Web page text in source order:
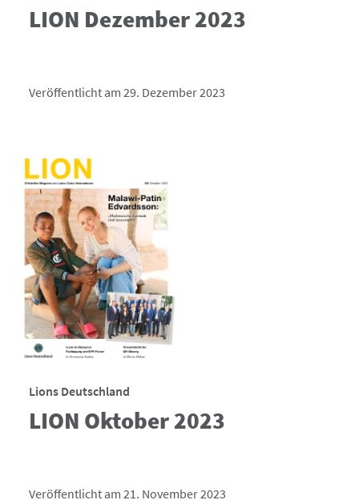
LION Dezember 2023
Veröffentlicht am 29. Dezember 2023
Lions Deutschland
LION Oktober 2023
Veröffentlicht am 21. November 2023